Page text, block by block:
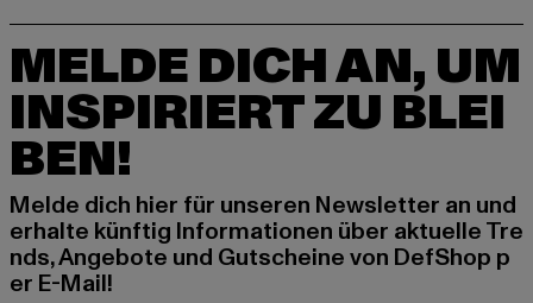
MELDE DICH AN, UM
INSPIRIERT ZU BLEI
BEN!
Melde dich hier für unseren Newsletter an und
erhalte künftig Informationen über aktuelle Tre
nds, Angebote und Gutscheine von DefShop p
er E-Mail!